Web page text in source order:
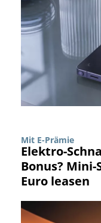
Mit E-Prämie
Elektro-
Bonus?
Euro leasen